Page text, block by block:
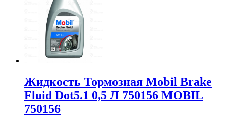
Жидкость Тормозная Mobil Brake
Fluid Dot5.1 0,5 Л 750156 MOBIL
750156